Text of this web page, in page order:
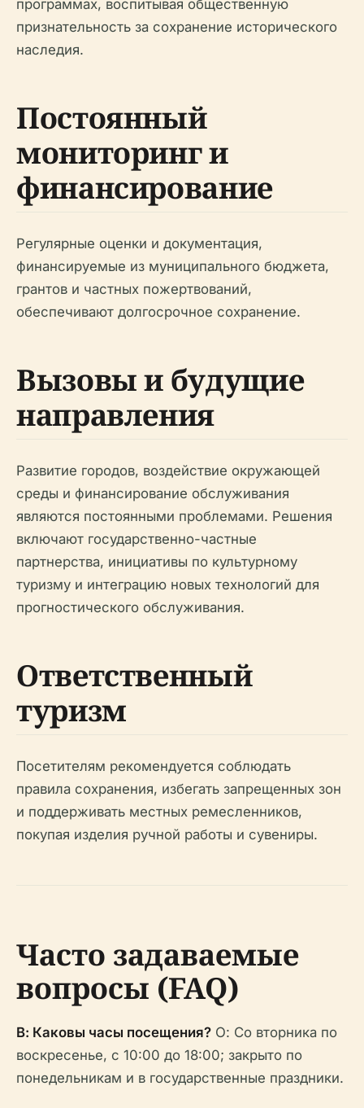
программах, воспитывая общественную
признательность за сохранение исторического
наследия.
Постоянный
мониторинг и
финансирование
Регулярные оценки и документация,
финансируемые из муниципального бюджета,
грантов и частных пожертвований,
обеспечивают долгосрочное сохранение.
Вызовы и будущие
направления
Развитие городов, воздействие окружающей
среды и финансирование обслуживания
являются постоянными проблемами. Решения
включают государственно-частные
партнерства, инициативы по культурному
туризму и интеграцию новых технологий для
прогностического обслуживания.
Ответственный
туризм
Посетителям рекомендуется соблюдать
правила сохранения, избегать запрещенных зон
и поддерживать местных ремесленников,
покупая изделия ручной работы и сувениры.
Часто задаваемые
вопросы (FAQ)
В: Каковы часы посещения? О: Со вторника по
воскресенье, с 10:00 до 18:00; закрыто по
понедельникам и в государственные праздники.